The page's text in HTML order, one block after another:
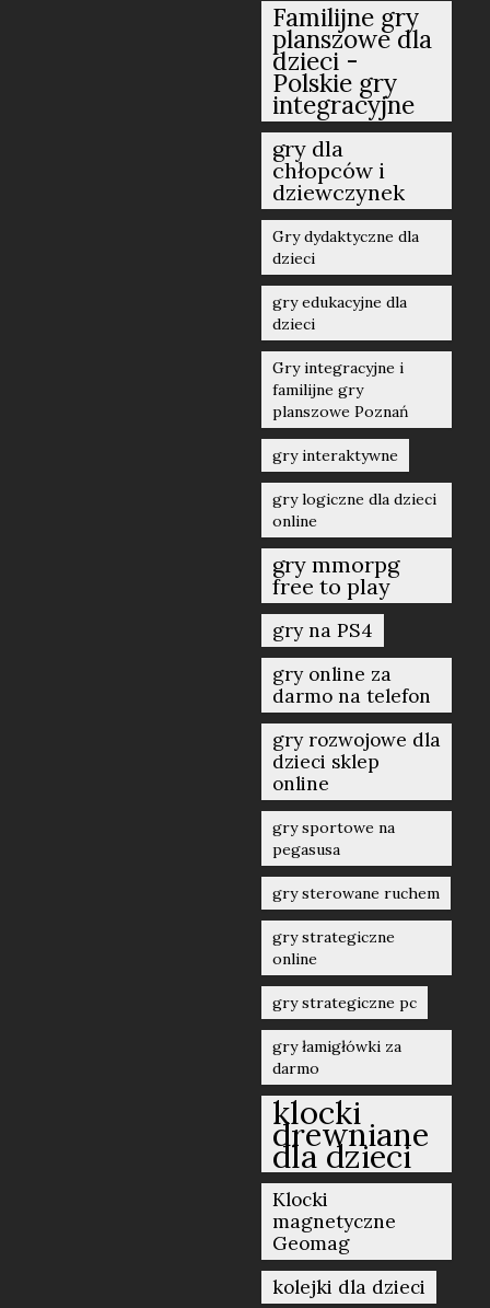
Familijne gry
planszowe dla
dzieci -
Polskie gry
integracyjne
gry dla
chłopców i
dziewczynek
Gry dydaktyczne dla
dzieci
gry edukacyjne dla
dzieci
Gry integracyjne i
familijne gry
planszowe Poznań
gry interaktywne
gry logiczne dla dzieci
online
gry mmorpg
free to play
gry na PS4
gry online za
darmo na telefon
gry rozwojowe dla
dzieci sklep
online
gry sportowe na
pegasusa
gry sterowane ruchem
gry strategiczne
online
gry strategiczne pc
gry łamigłówki za
darmo
klocki
drewniane
dla dzieci
Klocki
magnetyczne
Geomag
kolejki dla dzieci